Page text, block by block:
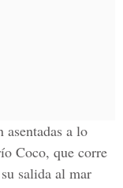
asentadas a lo
Coco, que corre
salida al mar